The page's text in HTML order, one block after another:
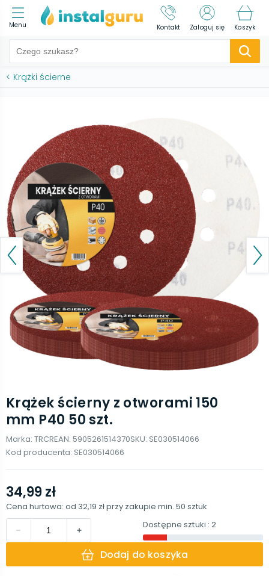
Menu Kontakt Zaloguj się Koszyk
< Krążki ścierne
Krążek ścierny z otworami 150
mm P40 50 szt.
Marka: TRCREAN: 5905261514370SKU: SE030514066
Kod producenta: SE030514066
34,99 zł
Cena hurtowa: od 32,19 złprzy zakupie min. 50 sztuk
Dostępne sztuki : 2
Dodaj do koszyka